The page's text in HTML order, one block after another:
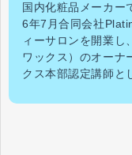
国内化粧品メーカー
6年7月合同会社
ィーサロンを開業し
ワックス） のオーナ
クス本部認定講師と